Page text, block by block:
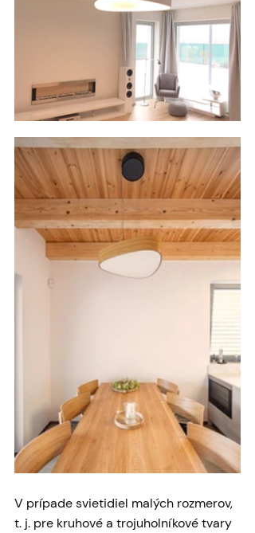
V prípade svietidiel malých rozmerov,
t. j. pre kruhové a trojuholníkové tvary